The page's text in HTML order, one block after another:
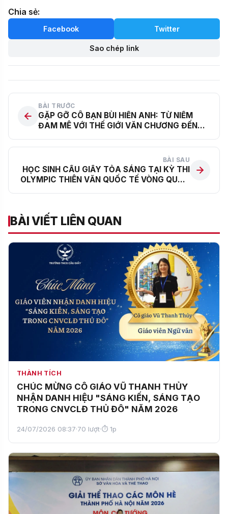
Chia sẻ:
Facebook Twitter
Sao chép link
BÀI TRƯỚC
GẶP GỠ CÔ BẠN BÙI HIỀN ANH: TỪ NIỀM
ĐAM MÊ VỚI THẾ GIỚI VĂN CHƯƠNG ĐẾN
KHOA CHUYÊN VĂN HÀ NỘI – AMSTERDAM
BÀI SAU
HỌC SINH CẦU GIẤY TỎA SÁNG TẠI KỲ THI
OLYMPIC THIÊN VĂN QUỐC TẾ VÒNG QUỐC
BÀI VIẾT LIÊN QUAN
THÀNH TÍCH
CHÚC MỪNG CÔ GIÁO VŨ THANH THỦY
NHẬN DANH HIỆU "SÁNG KIẾN, SÁNG TẠO
TRONG CNVCLĐ THỦ ĐÔ" NĂM 2026
24/07/2026 08:37·70 lượt·⏱ 1p